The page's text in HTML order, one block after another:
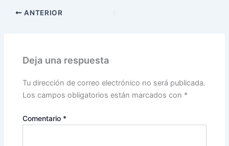
ANTERIOR
Deja una respuesta
Tu dirección de correo electrónico no será publicada.
Los campos obligatorios están marcados con *
Comentario *